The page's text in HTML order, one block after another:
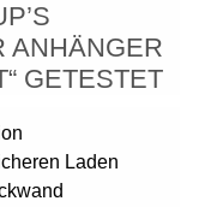
ANHÄNGER
GETESTET
Laden